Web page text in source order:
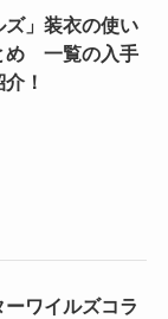
ズ」装衣の使い
め 一覧の入手
！
ワイルズコラ